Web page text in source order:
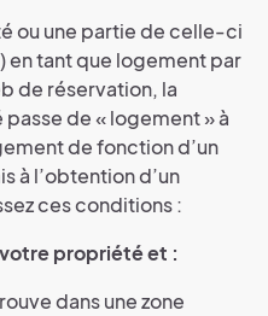
ou une partie de celle-ci
en tant que logement par
de réservation, la
de « logement » à
de fonction d’un
à l’obtention d’un
ces conditions :
votre propriété et :
dans une zone